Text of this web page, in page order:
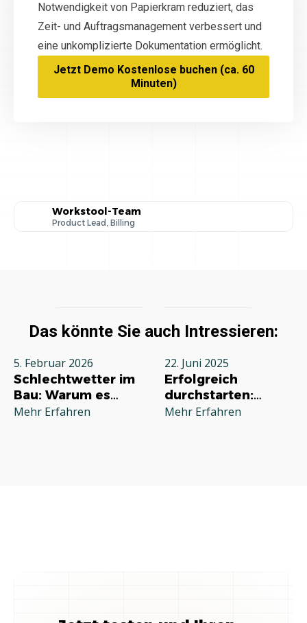
Notwendigkeit von Papierkram reduziert, das
Zeit- und Auftragsmanagement verbessert und
eine unkomplizierte Dokumentation ermöglicht.
Jetzt Demo Kostenlose buchen (ca. 60
Minuten)
Workstool-Team
Product Lead, Billing
Das könnte Sie auch Intressieren:
5. Februar 2026
Schlechtwetter im
Bau: Warum es
jeden Betrieb
Mehr Erfahren
22. Juni 2025
Erfolgreich
durchstarten:
Deine
Mehr Erfahren